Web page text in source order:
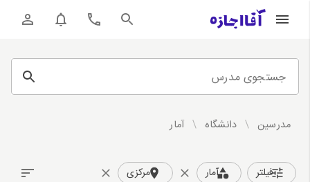
جستجوی مدرس
مدرسین / دانشگاه / آمار
فیلتر آمار مرکزی